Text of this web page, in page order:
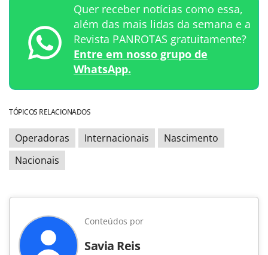
Quer receber notícias como essa,
além das mais lidas da semana e a
Revista PANROTAS gratuitamente?
Entre em nosso grupo de
WhatsApp.
TÓPICOS RELACIONADOS
Operadoras Internacionais
Nascimento
Nacionais
Conteúdos por
Savia Reis